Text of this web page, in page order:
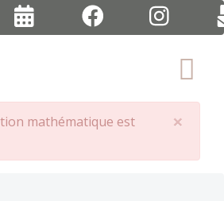
×
mathématique est
cookies